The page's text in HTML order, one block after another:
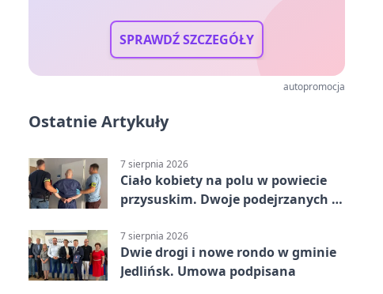
SPRAWDŹ SZCZEGÓŁY
autopromocja
Ostatnie Artykuły
7 sierpnia 2026
Ciało kobiety na polu w powiecie
przysuskim. Dwoje podejrzanych w
7 sierpnia 2026
Dwie drogi i nowe rondo w gminie
Jedlińsk. Umowa podpisana